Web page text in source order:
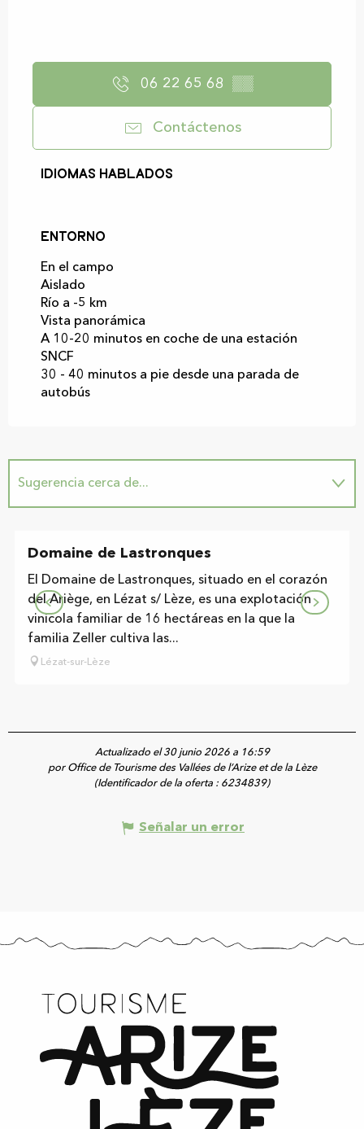
06 22 65 68 ▒▒
Contáctenos
Idiomas hablados
Idiomas hablados
Entorno
Entorno
En el campo
Aislado
Río a -5 km
Vista panorámica
A 10-20 minutos en coche de una estación
SNCF
30 - 40 minutos a pie desde una parada de
autobús
Sugerencia cerca de...
Domaine de Lastronques
El Domaine de Lastronques, situado en el corazón
del Ariège, en Lézat s/ Lèze, es una explotación
vinícola familiar de 16 hectáreas en la que la
familia Zeller cultiva las...
Lézat-sur-Lèze
Actualizado el 30 junio 2026 a 16:59
por Office de Tourisme des Vallées de l’Arize et de la Lèze
(Identificador de la oferta : 6234839)
Señalar un error